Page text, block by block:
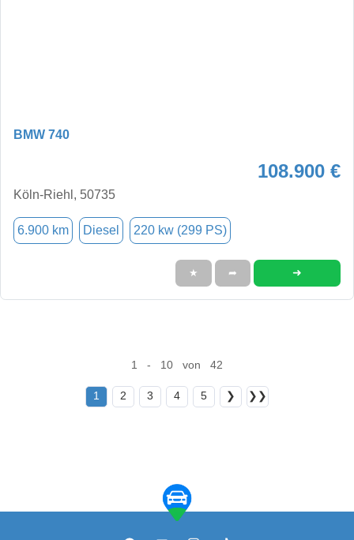
BMW 740
108.900 €
Köln-Riehl, 50735
6.900 km Diesel 220 kw (299 PS)
★ ➦ ➜
1 - 10 von 42
1 2 3 4 5 ❯ ❯❯